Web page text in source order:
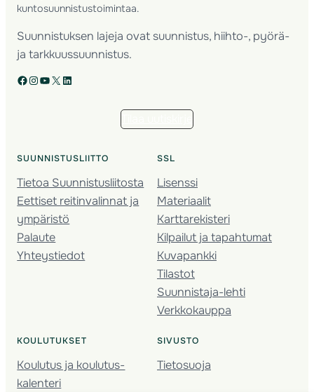
kuntosuunnistustoimintaa.
Suunnistuksen lajeja ovat suunnistus, hiihto-, pyörä-
ja tarkkuussuunnistus.
Facebook Instagram YouTube X LinkedIn
SUUNNISTUSLIITTO
Tietoa Suunnistusliitosta
Eettiset reitinvalinnat ja
ympäristö
Palaute
Yhteystiedot
SSL
Lisenssi
Materiaalit
Karttarekisteri
Kilpailut ja tapahtumat
Kuvapankki
Tilastot
Suunnistaja-lehti
Verkkokauppa
KOULUTUKSET
Koulutus ja koulutus­
kalenteri
SIVUSTO
Tietosuoja